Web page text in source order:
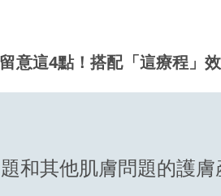
意這4點！搭配「這療程」效
其他肌膚問題的護膚